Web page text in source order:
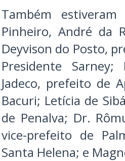
Também
Pinheiro, André da
Deyvison do Posto,
Presidente
Jadeco, prefeito de
Bacuri; Letícia de
de Penalva; Dr.
vice-prefeito de
Santa Helena; e